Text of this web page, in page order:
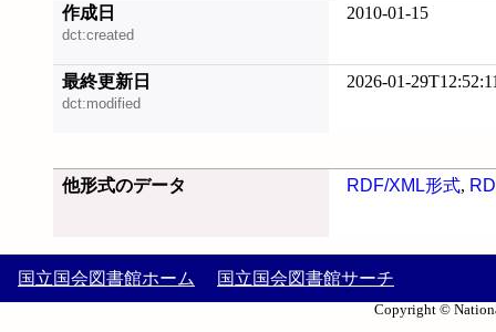
作成日
dct:created
2010-01-15
最終更新日
dct:modified
2026-01-
他形式のデータ RDF/XML形式,
国立国会図書館ホーム 国立国会図書館サーチ
Copyright ©